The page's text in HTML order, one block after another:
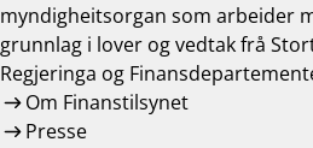
myndigheitsorgan som arbeider
grunnlag i lover og vedtak frå
Regjeringa og
Om Finanstilsynet
Presse